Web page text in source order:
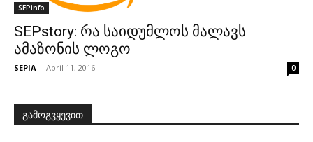
SEPinfo
SEPstory: რა საიდუმლოს მალავს
ამაზონის ლოგო
SEPIA - April 11, 2016 0
გამოგვყევით